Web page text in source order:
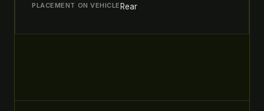
PLACEMENT ON VEHICLE Rear